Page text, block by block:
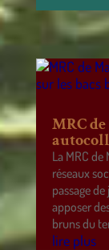
MRC
La MRC
réseaux
passage
apposer
bruns du
lire plus